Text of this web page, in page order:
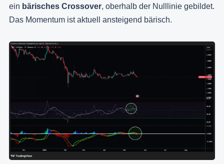
ein bärisches Crossover, oberhalb der Nulllinie gebildet.
Das Momentum ist aktuell ansteigend bärisch.